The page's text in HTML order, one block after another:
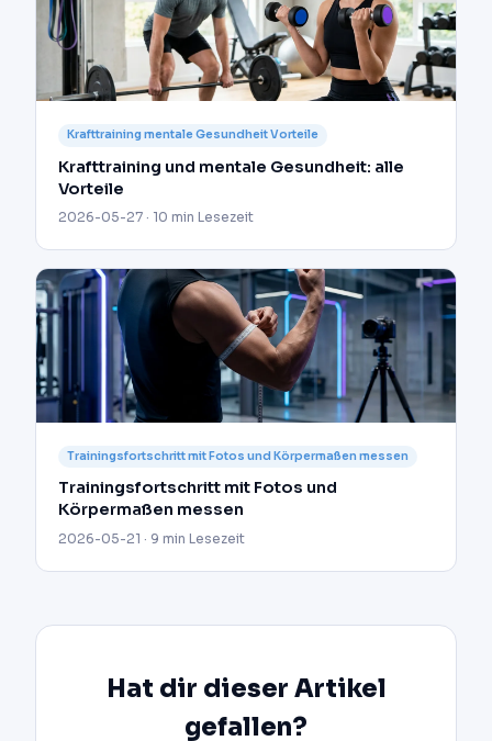
Krafttraining mentale Gesundheit Vorteile
Krafttraining und mentale Gesundheit: alle
Vorteile
2026-05-27 · 10 min Lesezeit
Trainingsfortschritt mit Fotos und Körpermaßen messen
Trainingsfortschritt mit Fotos und
Körpermaßen messen
2026-05-21 · 9 min Lesezeit
Hat dir dieser Artikel
gefallen?